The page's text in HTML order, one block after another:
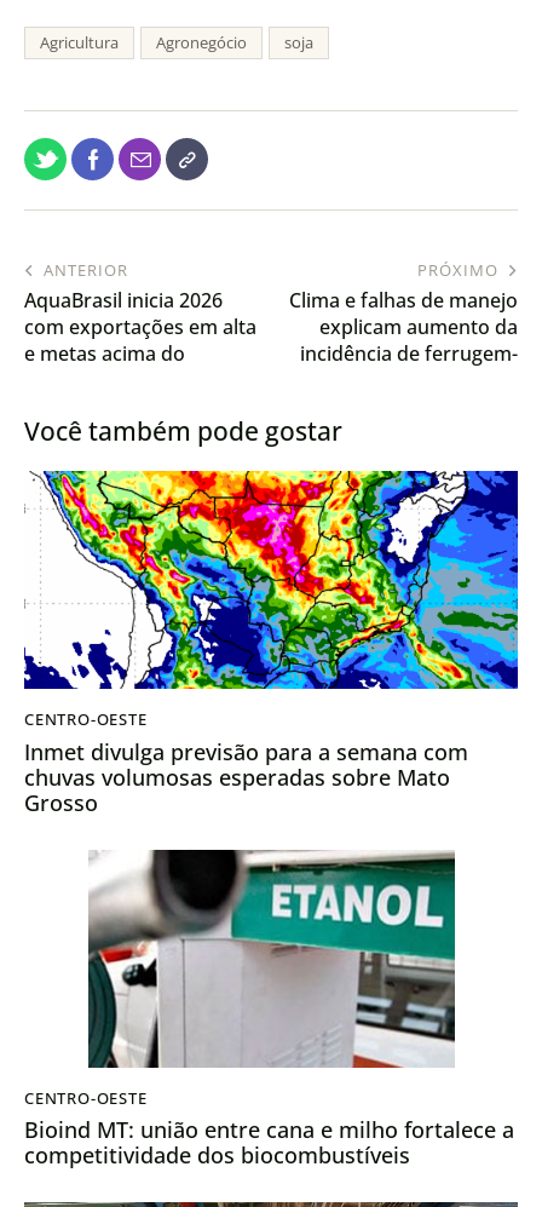
Agricultura Agronegócio soja
ANTERIOR
AquaBrasil inicia 2026
com exportações em alta
e metas acima do
PRÓXIMO
Clima e falhas de manejo
explicam aumento da
incidência de ferrugem-
Você também pode gostar
CENTRO-OESTE
Inmet divulga previsão para a semana com
chuvas volumosas esperadas sobre Mato
Grosso
CENTRO-OESTE
Bioind MT: união entre cana e milho fortalece a
competitividade dos biocombustíveis